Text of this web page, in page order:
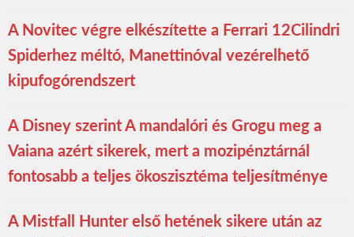
A Novitec végre elkészítette a Ferrari 12Cilindri
Spiderhez méltó, Manettinóval vezérelhető
kipufogórendszert
A Disney szerint A mandalóri és Grogu meg a
Vaiana azért sikerek, mert a mozipénztárnál
fontosabb a teljes ökoszisztéma teljesítménye
A Mistfall Hunter első hetének sikere után az